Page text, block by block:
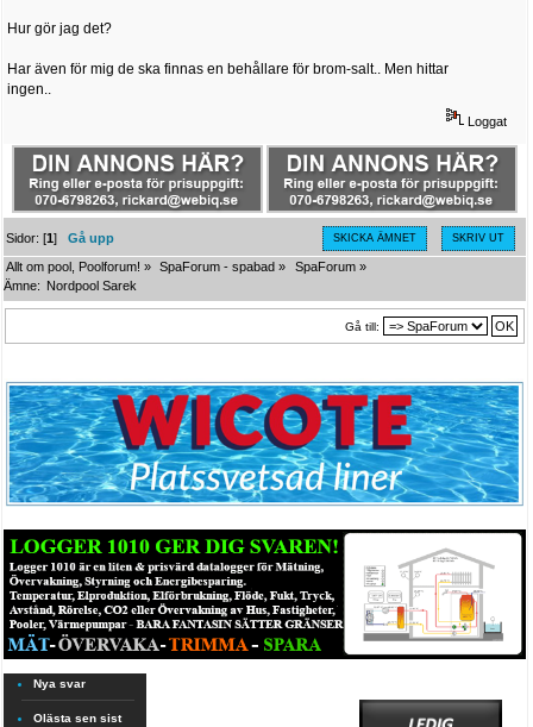
Hur gör jag det?
Har även för mig de ska finnas en behållare för brom-salt.. Men hittar
ingen..
Loggat
SKICKA ÄMNET SKRIV UT
Sidor: [1]Gå upp
Allt om pool, Poolforum! » SpaForum - spabad » SpaForum»
Ämne: Nordpool Sarek
Gå till:
Nya svar
Olästa sen sist